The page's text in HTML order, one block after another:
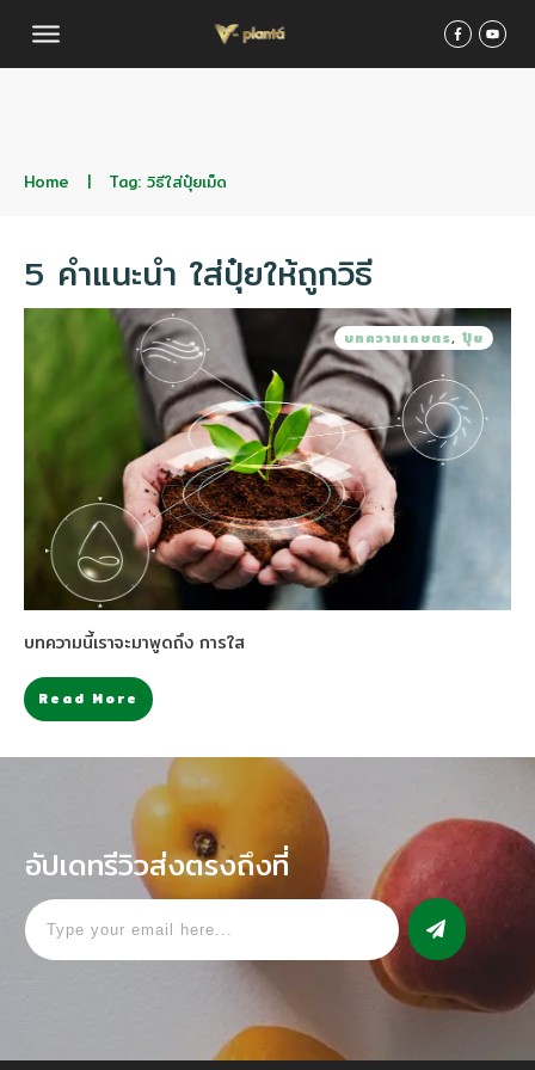
Home | Tag: วิธีใส่ปุ๋ยเม็ด
5 คำแนะนำ ใส่ปุ๋ยให้ถูกวิธี
บทความเกษตร, ปุ๋ย
บทความนี้เราจะมาพูดถึง การใส
Read More
อัปเดทรีวิวส่งตรงถึงที่